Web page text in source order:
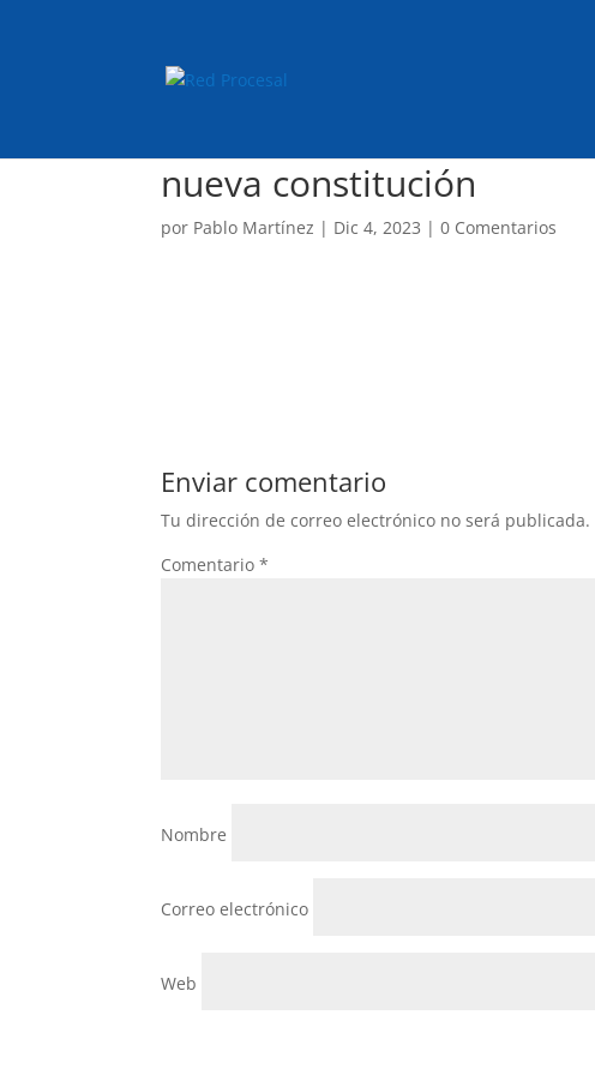
nueva constitución
por Pablo Martínez | Dic 4, 2023 |0 Comentarios
Enviar comentario
Tu dirección de correo electrónico no será publicada.
Comentario*
Nombre
Correo electrónico
Web